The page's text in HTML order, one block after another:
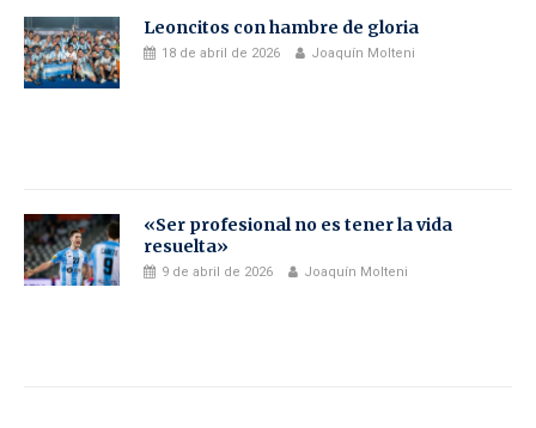
Leoncitos con hambre de gloria
18 de abril de 2026 Joaquín Molteni
«Ser profesional no es tener la vida
resuelta»
9 de abril de 2026 Joaquín Molteni